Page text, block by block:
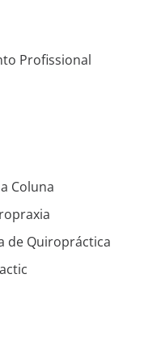
Profissional
Coluna
de Quiropráctica